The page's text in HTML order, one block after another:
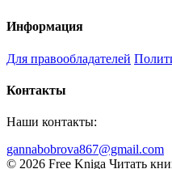
Информация
Для правообладателей
Контакты
Наши контакты:
gannabobrova867@gmail.com
© 2026 Free Kniga Читать